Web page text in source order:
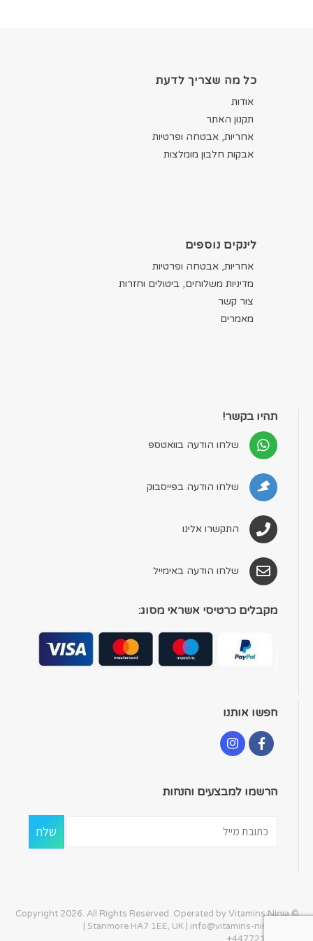
כל מה שצריך לדעת
אודות
תקנון האתר
אחריות, אבטחה ופרטיות
אבקות חלבון מומלצות
לינקים נוספים
אחריות, אבטחה ופרטיות
מדיניות משלוחים, ביטולים וחזרות
צור קשר
מאמרים
תהיו בקשר!
שלחו הודעה בוואטספ
שלחו הודעה בפייסבוק
התקשרו אלינו
שלחו הודעה באימייל
מקבלים כרטיסי אשראי מסוג:
חפשו אותנו
הרשמו למבצעים והנחות
© Copyright 2026. All Rights Reserved. Operated by Vitamins Ninja
| Stanmore HA7 1EE, UK | info@vitamins-ninja.com
+447721405586